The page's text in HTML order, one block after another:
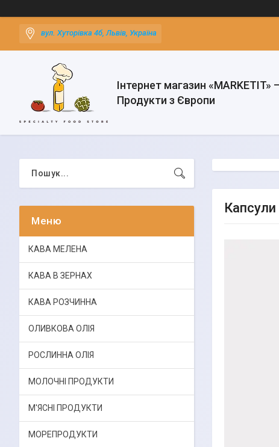
вул. Хуторівка 4б, Львів, Україна
Інтернет магазин «MARKETIT»
Продукти з Європи
КАВА МЕЛЕНА
КАВА В ЗЕРНАХ
КАВА РОЗЧИННА
ОЛИВКОВА ОЛІЯ
РОСЛИННА ОЛІЯ
МОЛОЧНІ ПРОДУКТИ
М'ЯСНІ ПРОДУКТИ
МОРЕПРОДУКТИ